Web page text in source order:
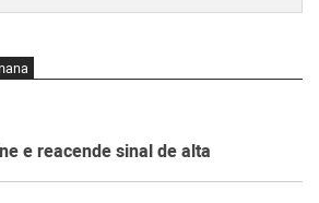
e reacende sinal de alta